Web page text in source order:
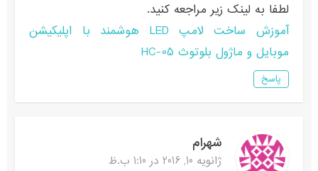
لطفا به لینک زیر مراجعه کنید.
آموزش ساخت لامپ LED هوشمند با اپلیکیشن
موبایل و ماژول بلوتوث HC-05
پاسخ
شهرام
ژانویه 10, 2016 در 1:10 ب.ظ